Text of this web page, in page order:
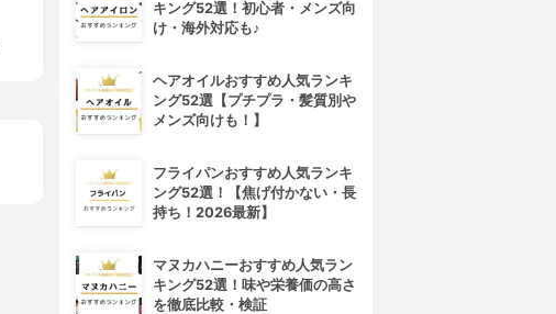
キング52選！初心者・メンズ向
け・海外対応も♪
ヘアオイルおすすめ人気ランキ
ング52選【プチプラ・髪質別や
メンズ向けも！】
フライパンおすすめ人気ランキ
ング52選！【焦げ付かない・長
持ち！2026最新】
マヌカハニーおすすめ人気ラン
キング52選！味や栄養価の高さ
を徹底比較・検証